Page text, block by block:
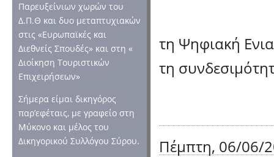
Παρευξείνιων χωρών του
Δ.Π.Θ και δυο μεταπτυχιακών
στις «Ευρωπαϊκές και
Διεθνείς Σπουδές» και στη «
Διοίκηση Τουριστικών
Επιχειρήσεων»
Σήμερα είμαι δικηγόρος
παρ’εφέταις, με γραφείο στη
Μύκονο και μέλος του
Δικηγορικού Συλλόγου Σύρου.
τη Ψηφιακή
τη
Πέμπτη, 06/06/